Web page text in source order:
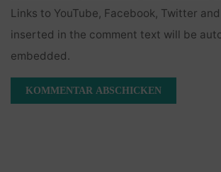
Links to YouTube, Facebook, Twitter
inserted in the comment text will be
embedded.